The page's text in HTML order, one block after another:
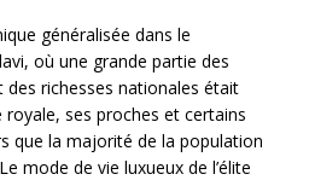
généralisée dans le
où une grande partie des
des richesses nationales était
ses proches et certains
que la majorité de la population
mode de vie luxueux de l’élite